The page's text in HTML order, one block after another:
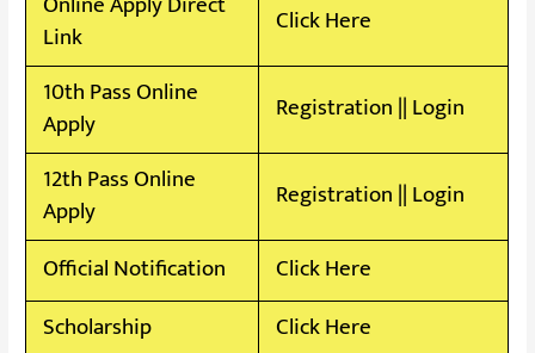
Link
Click Here
10th Pass Online
Apply
Registration||Login
12th Pass Online
Apply
Registration||Login
Official Notification
Click Here
Scholarship
Click Here